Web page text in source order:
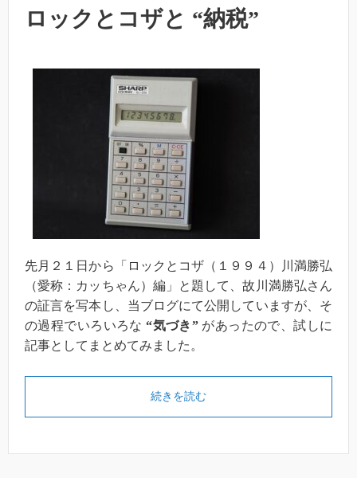
ロックとコザと “納税”
先月２１日から「ロックとコザ（１９９４）川満勝弘
（愛称：カッちゃん）編」と題して、故川満勝弘さん
の証言を写本し、当ブログにて公開していますが、そ
の過程でいろいろな“気づき”があったので、試しに
記事としてまとめてみました。
続きを読む